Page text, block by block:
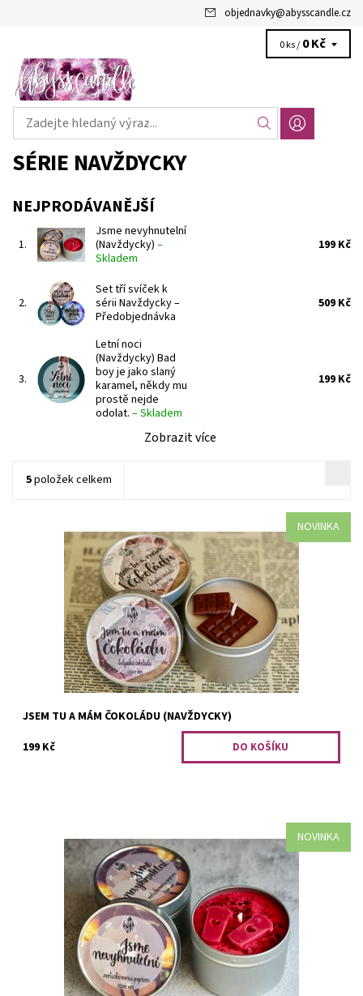
objednavky@abysscandle.cz
0 ks / 0 Kč
SÉRIE NAVŽDYCKY
NEJPRODÁVANĚJŠÍ
1.
Jsme nevyhnutelní
(Navždycky) –
Skladem
199 Kč
2.
Set tří svíček k
sérii Navždycky–
Předobjednávka
509 Kč
3.
Letní noci
(Navždycky) Bad
boy je jako slaný
karamel, někdy mu
prostě nejde
odolat. –Skladem
199 Kč
Zobrazit více
5položek celkem
NOVINKA
Vůně belgické čokolády. @Nofreeusernames napsala knihu, kde
se jí čokoláda po kilech, takže je asi jasné, jak musela vonět tahle
Dostupnost:
Skladem 2 ks
2030
JSEM TU A MÁM ČOKOLÁDU (NAVŽDYCKY)
199 Kč
NOVINKA
Exotické ovoce s pepřem. Protože přesně taková je Harper.
Fotku na etiketu mi věnovala skvělá @tessacarter_cosplay,
která je jedinečným...
Dostupnost:
Skladem 2 ks
3137